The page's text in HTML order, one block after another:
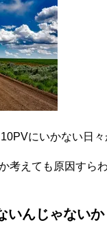
にいかない日々
考えても原因すら
いんじゃないか